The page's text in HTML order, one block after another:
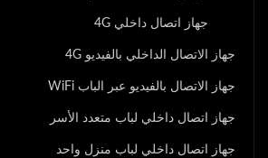
جهاز اتصال داخلي 4G
جهاز الاتصال الداخلي بالفيديو 4G
جهاز الاتصال بالفيديو عبر الباب WiFi
جهاز اتصال داخلي لباب متعدد الأسر
جهاز اتصال داخلي لباب منزل واحد